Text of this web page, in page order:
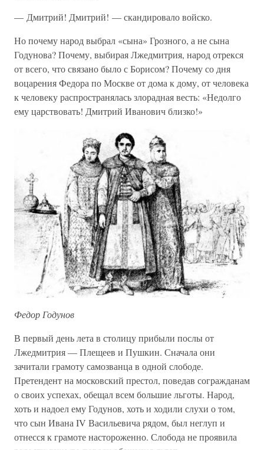
— Дмитрий! Дмитрий! — скандировало войско.
Но почему народ выбрал «сына» Грозного, а не сына
Годунова? Почему, выбирая Лжедмитрия, народ отрекся
от всего, что связано было с Борисом? Почему со дня
воцарения Федора по Москве от дома к дому, от человека
к человеку распространялась злорадная весть: «Недолго
ему царствовать! Дмитрий Иванович близко!»
Федор Годунов
В первый день лета в столицу прибыли послы от
Лжедмитрия — Плещеев и Пушкин. Сначала они
зачитали грамоту самозванца в одной слободе.
Претендент на московский престол, поведав согражданам
о своих успехах, обещал всем большие льготы. Народ,
хоть и надоел ему Годунов, хоть и ходили слухи о том,
что сын Ивана IV Васильевича рядом, был неглуп и
отнесся к грамоте настороженно. Слобода не проявила